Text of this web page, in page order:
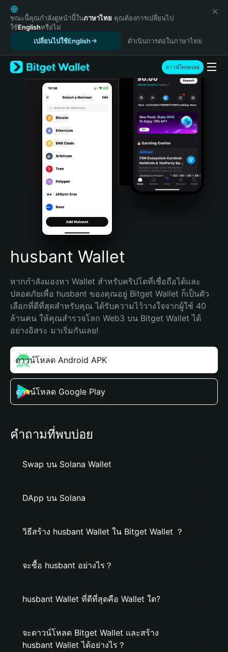
English
日本語
Tiếng Việt
Español (Latinoamérica)
Türkçe
Italiano
Português (Portugal)
Bahasa Indonesia
Português (Brasil)
Español (Argentina)
ขณะนี้คุณกำลังดูหน้านี้ในภาษาไทย คุณต้องการเปลี่ยนไป
ใช้Englishหรือไม่
เปลี่ยนไปใช้English
ดำเนินการต่อในภาษาไทย
ดาวน์โหลดเลย
husbant Wallet
หากกำลังมองหา Wallet สำหรับคริปโตที่เชื่อถือได้และ
ปลอดภัยเพื่อ husbant ของคุณอยู่ Bitget Wallet ก็เป็นตัว
เลือกที่ดีที่สุดสำหรับคุณ ได้รับความไว้วางใจจากผู้ใช้ 40
ล้านคน ให้คุณสำรวจโลก Web3 บน Bitget Wallet ได้
อย่างอิสระ มาเริ่มกันเลย!
ดาวน์โหลด Android APK
ดาวน์โหลด Google Play
คำถามที่พบบ่อย
Swap บน Solana Wallet
DApp บน Solana
วิธีสร้าง husbant Wallet ใน Bitget Wallet ？
จะซื้อ husbant อย่างไร？
husbant Wallet ที่ดีที่สุดคือ Wallet ใด?
จะดาวน์โหลด Bitget Wallet และสร้าง
husbant Wallet ได้อย่างไร？